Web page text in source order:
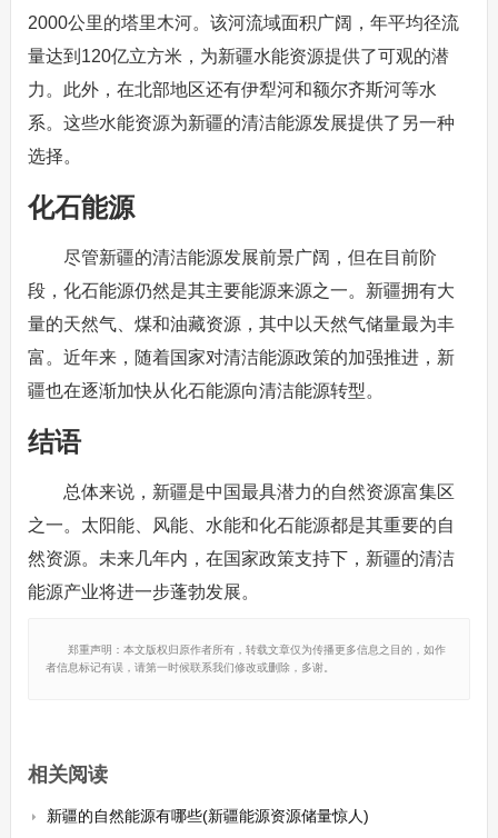
2000公里的塔里木河。该河流域面积广阔，年平均径流
量达到120亿立方米，为新疆水能资源提供了可观的潜
力。此外，在北部地区还有伊犁河和额尔齐斯河等水
系。这些水能资源为新疆的清洁能源发展提供了另一种
选择。
化石能源
尽管新疆的清洁能源发展前景广阔，但在目前阶
段，化石能源仍然是其主要能源来源之一。新疆拥有大
量的天然气、煤和油藏资源，其中以天然气储量最为丰
富。近年来，随着国家对清洁能源政策的加强推进，新
疆也在逐渐加快从化石能源向清洁能源转型。
结语
总体来说，新疆是中国最具潜力的自然资源富集区
之一。太阳能、风能、水能和化石能源都是其重要的自
然资源。未来几年内，在国家政策支持下，新疆的清洁
能源产业将进一步蓬勃发展。
郑重声明：本文版权归原作者所有，转载文章仅为传播更多信息之目的，如作
者信息标记有误，请第一时候联系我们修改或删除，多谢。
相关阅读
新疆的自然能源有哪些(新疆能源资源储量惊人)